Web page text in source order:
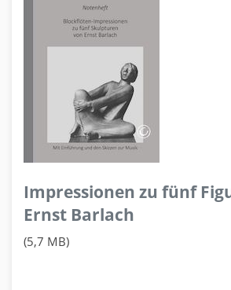
Impressionen zu fünf
Ernst Barlach
(5,7 MB)